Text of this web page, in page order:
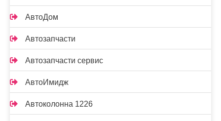
АвтоДом
Автозапчасти
Автозапчасти сервис
АвтоИмидж
Автоколонна 1226